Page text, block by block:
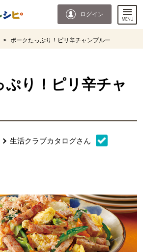
ログイン
> ポークたっぷり！ピリ辛チャンプルー
ぷり！ピリ辛チャ
生活クラブカタログさん